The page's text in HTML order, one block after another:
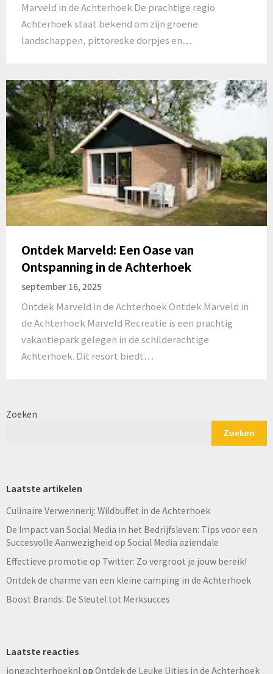
Marveld in de Achterhoek De prachtige regio
Achterhoek staat bekend om zijn groene
landschappen, pittoreske dorpjes en…
Ontdek Marveld: Een Oase van
Ontspanning in de Achterhoek
september 16, 2025
Ontdek Marveld in de Achterhoek Ontdek Marveld in
de Achterhoek Marveld Recreatie is een prachtig
vakantiepark gelegen in de schilderachtige
Achterhoek. Dit resort biedt…
Zoeken
Zoeken
Laatste artikelen
Culinaire Verwennerij: Wildbuffet in de Achterhoek
De Impact van Social Media in het Bedrijfsleven: Tips voor een
Succesvolle Aanwezigheid op Social Media aziendale
Effectieve promotie op Twitter: Zo vergroot je jouw bereik!
Ontdek de charme van een kleine camping in de Achterhoek
Boost Brands: De Sleutel tot Merksucces
Laatste reacties
jongachterhoeknlop Ontdek de Leuke Uitjes in de Achterhoek